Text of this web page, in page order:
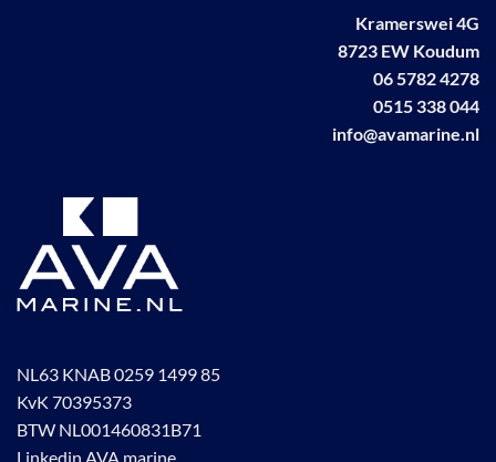
productpagina
Kramerswei 4G
8723 EW Koudum
06 5782 4278
0515 338 044
info@avamarine.nl
NL63 KNAB 0259 1499 85
KvK 70395373
BTW NL001460831B71
Linkedin AVA marine